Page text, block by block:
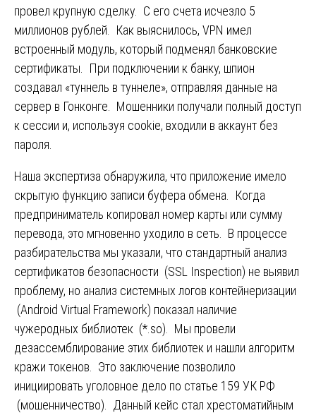
провел крупную сделку. С его счета исчезло 5
миллионов рублей. Как выяснилось, VPN имел
встроенный модуль, который подменял банковские
сертификаты. При подключении к банку, шпион
создавал «туннель в туннеле», отправляя данные на
сервер в Гонконге. Мошенники получали полный доступ
к сессии и, используя cookie, входили в аккаунт без
пароля.
Наша экспертиза обнаружила, что приложение имело
скрытую функцию записи буфера обмена. Когда
предприниматель копировал номер карты или сумму
перевода, это мгновенно уходило в сеть. В процессе
разбирательства мы указали, что стандартный анализ
сертификатов безопасности (SSL Inspection) не выявил
проблему, но анализ системных логов контейнеризации
(Android Virtual Framework) показал наличие
чужеродных библиотек (*.so). Мы провели
дезассемблирование этих библиотек и нашли алгоритм
кражи токенов. Это заключение позволило
инициировать уголовное дело по статье 159 УК РФ
(мошенничество). Данный кейс стал хрестоматийным